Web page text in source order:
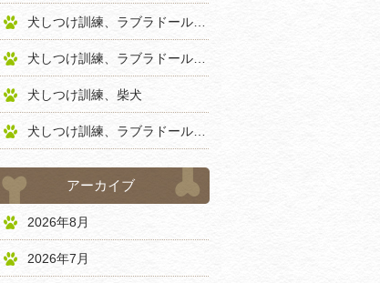
犬しつけ訓練、柴犬
アーカイブ
2026年8月
2026年7月